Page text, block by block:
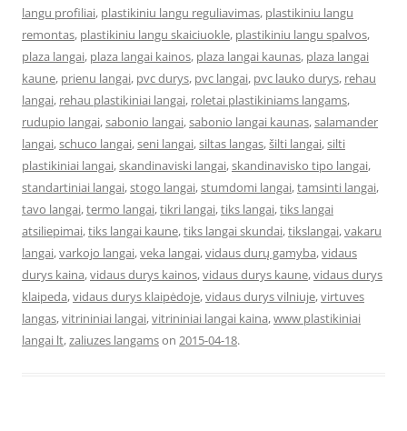
langu profiliai, plastikiniu langu reguliavimas, plastikiniu langu
remontas, plastikiniu langu skaiciuokle, plastikiniu langu spalvos,
plaza langai, plaza langai kainos, plaza langai kaunas, plaza langai
kaune, prienu langai, pvc durys, pvc langai, pvc lauko durys, rehau
langai, rehau plastikiniai langai, roletai plastikiniams langams,
rudupio langai,sabonio langai,sabonio langai kaunas,salamander
langai,schuco langai,seni langai,siltas langas,šilti langai,silti
plastikiniai langai,skandinaviski langai,skandinavisko tipo langai,
standartiniai langai,stogo langai,stumdomi langai,tamsinti langai,
tavo langai,termo langai,tikri langai,tiks langai,tiks langai
atsiliepimai,tiks langai kaune,tiks langai skundai,tikslangai,vakaru
langai,varkojo langai,veka langai,vidaus durų gamyba,vidaus
durys kaina,vidaus durys kainos,vidaus durys kaune,vidaus durys
klaipeda,vidaus durys klaipėdoje,vidaus durys vilniuje,virtuves
langas,vitrininiai langai,vitrininiai langai kaina,www plastikiniai
langai lt,zaliuzes langamson 2015-04-18.